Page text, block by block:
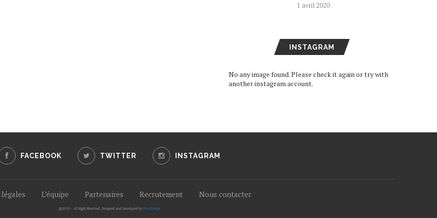
1 avril 2020
INSTAGRAM
No any image found. Please check it again or try with
another instagram account.
FACEBOOK TWITTER INSTAGRAM
L’équipe Partenaires Recrutement Nous contacter
@2019 - All Right Reserved. Designed and Developed by PenciDesign